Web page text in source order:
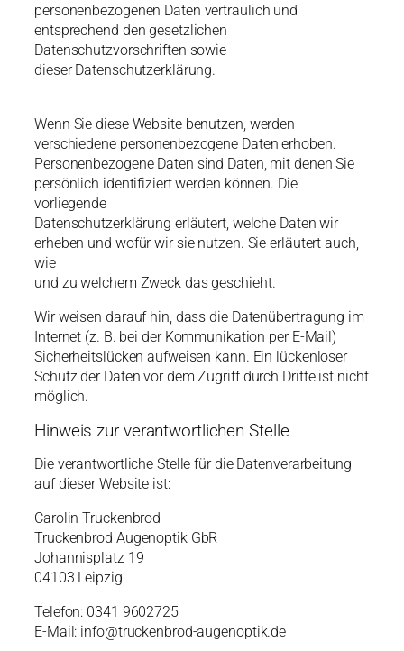
personenbezogenen Daten vertraulich und
entsprechend den gesetzlichen
Datenschutzvorschriften sowie
dieser Datenschutzerklärung.
Wenn Sie diese Website benutzen, werden
verschiedene personenbezogene Daten erhoben.
Personenbezogene Daten sind Daten, mit denen Sie
persönlich identifiziert werden können. Die
vorliegende
Datenschutzerklärung erläutert, welche Daten wir
erheben und wofür wir sie nutzen. Sie erläutert auch,
wie
und zu welchem Zweck das geschieht.
Wir weisen darauf hin, dass die Datenübertragung im
Internet (z. B. bei der Kommunikation per E-Mail)
Sicherheitslücken aufweisen kann. Ein lückenloser
Schutz der Daten vor dem Zugriff durch Dritte ist nicht
möglich.
Hinweis zur verantwortlichen Stelle
Die verantwortliche Stelle für die Datenverarbeitung
auf dieser Website ist:
Carolin Truckenbrod
Truckenbrod Augenoptik GbR
Johannisplatz 19
04103 Leipzig
Telefon: 0341 9602725
E-Mail: info@truckenbrod-augenoptik.de